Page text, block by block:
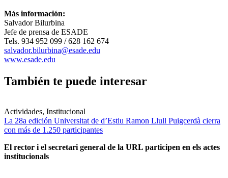
Más información:
Salvador Bilurbina
Jefe de prensa de ESADE
Tels. 934 952 099 / 628 162 674
salvador.bilurbina@esade.edu
www.esade.edu
También te puede interesar
Actividades, Institucional
La 28a edición Universitat de d’Estiu Ramon Llull Puigcerdà cierra
con más de 1.250 participantes
El rector i el secretari general de la URL participen en els actes
institucionals